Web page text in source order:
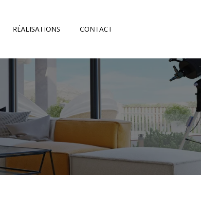
RÉALISATIONS CONTACT